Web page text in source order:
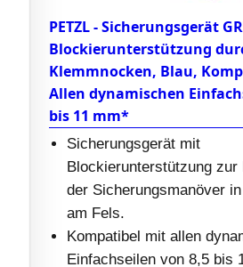
PETZL - Sicherungsgerät
Blockierunterstützung
Klemmnocken, Blau,
Allen dynamischen
bis 11 mm*
Sicherungsgerät mit
Blockierunterstützung zur
der Sicherungsmanöver
am Fels.
Kompatibel mit allen
Einfachseilen von 8,5 bis